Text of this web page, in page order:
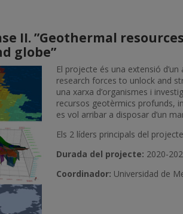
II. ”Geothermal
globe”
El projecte és una extensió
research forces to unlock and
una xarxa d’organismes i
recursos geotèrmics profunds,
es vol arribar a disposar d’un
Els 2 líders principals del
Durada del projecte: 2020-
Coordinador: Universidad de